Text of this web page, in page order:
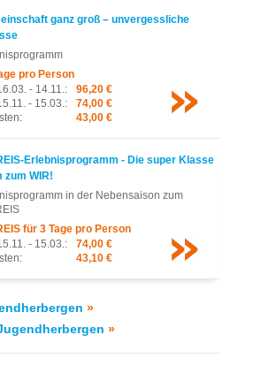
ganz groß – unvergessliche
pro Person
- 14.11.:
96,20 €
- 15.03.:
74,00 €
43,00 €
Erlebnisprogramm - Die super Klasse
zum WIR!
in der Nebensaison zum
für 3 Tage pro Person
- 15.03.:
74,00 €
43,10 €
»
»